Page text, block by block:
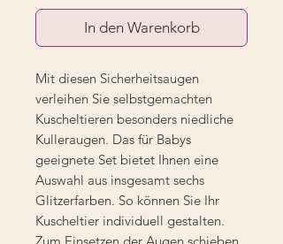
In den Warenkorb
Mit diesen Sicherheitsaugen
verleihen Sie selbstgemachten
Kuscheltieren besonders niedliche
Kulleraugen. Das für Babys
geeignete Set bietet Ihnen eine
Auswahl aus insgesamt sechs
Glitzerfarben. So können Sie Ihr
Kuscheltier individuell gestalten.